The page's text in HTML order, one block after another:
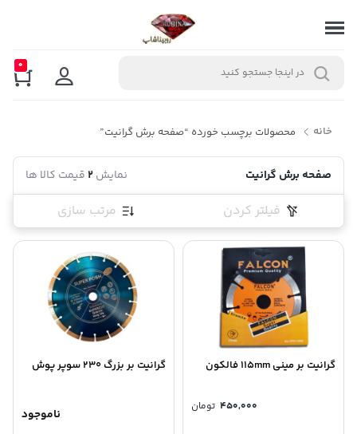
0
خانه محصولات برچسب خورده “صفحه برش گرانیت”
صفحه برش گرانیت نمایش2قیمت کالا ها
فیلتر کردن مرتب سازی
گرانیت بر مینی 115mm فالکون
۴۵۰,۰۰۰ تومان
گرانیت بر بزرگ 230 سوپر پوش
ناموجود